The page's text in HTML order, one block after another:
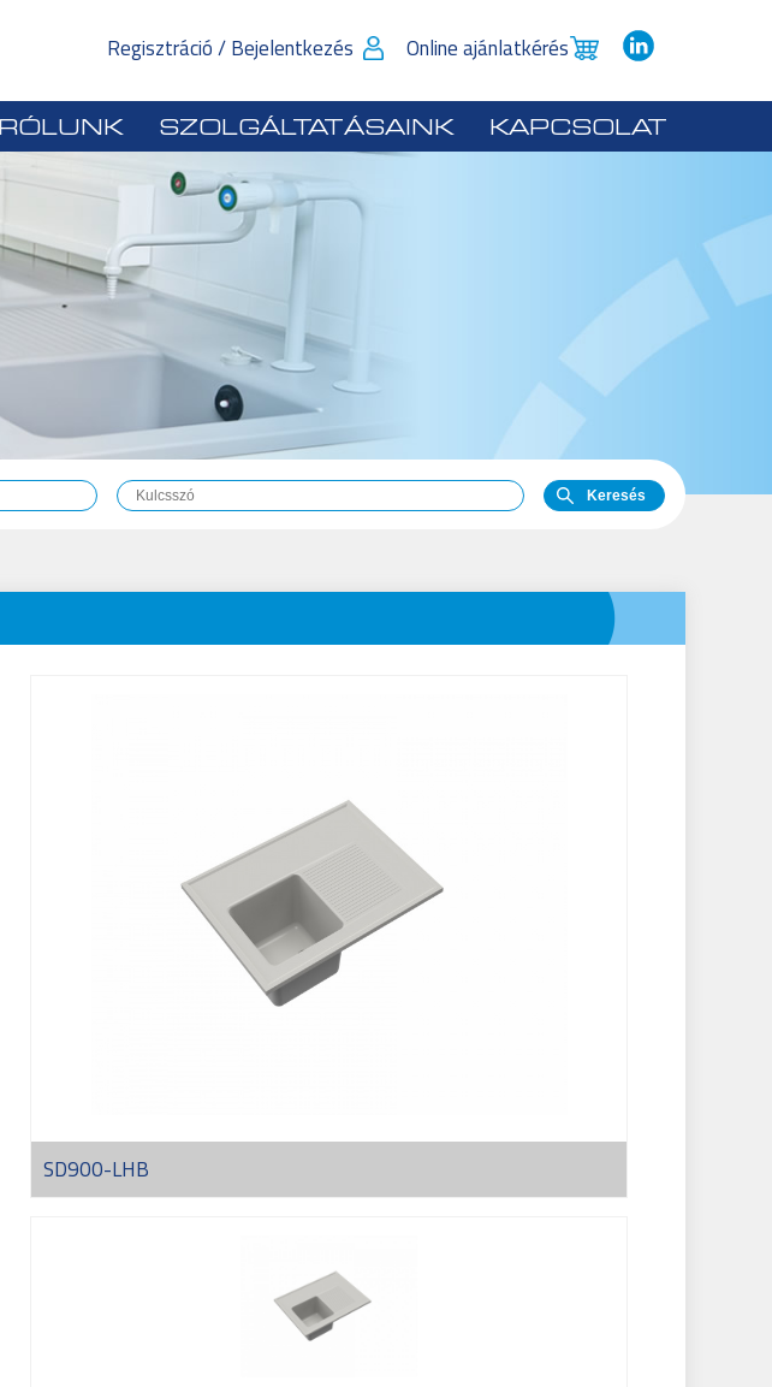
Regisztráció / Bejelentkezés Online ajánlatkérés
RÓLUNK SZOLGÁLTATÁSAINK KAPCSOLAT
SD900-LHB